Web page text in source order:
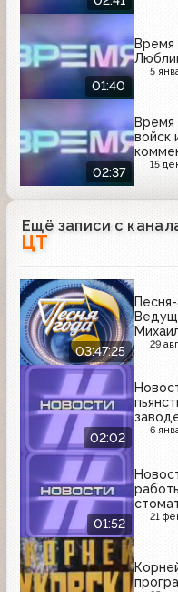
01:40
Время
5
02:37
Время
войск
15
Ещё записи с
ЦТ
03:47:25
29
02:02
6
01:52
21